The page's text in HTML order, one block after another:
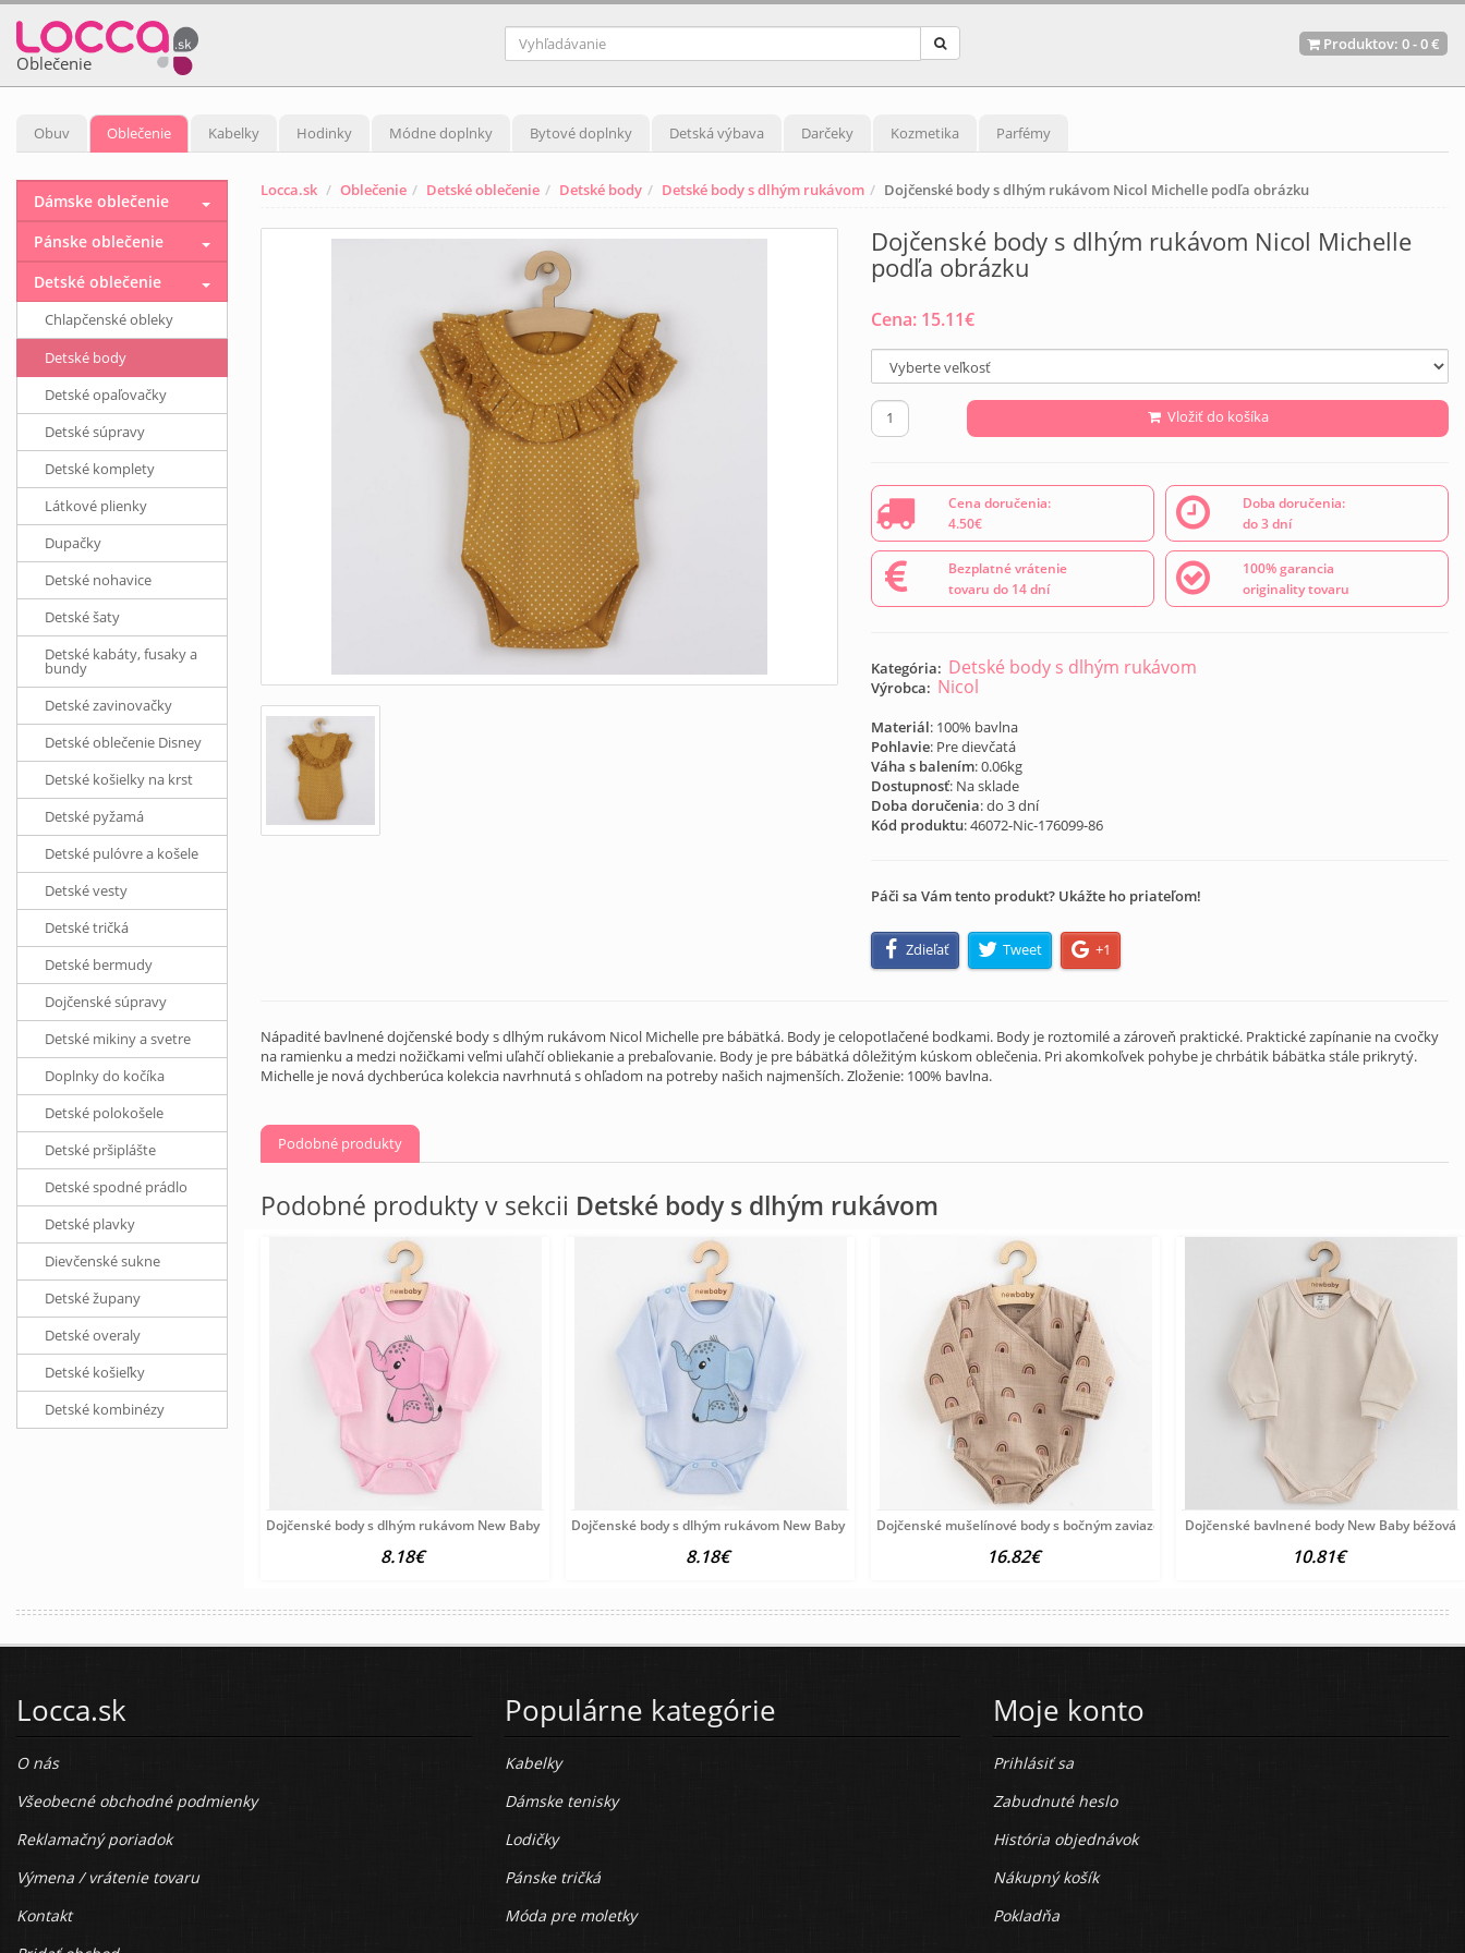
Oblečenie
Produktov: 0-0 €
Obuv Oblečenie Kabelky Hodinky Módne doplnky Bytové doplnky Detská výbava Darčeky Kozmetika Parfémy
Locca.sk Oblečenie Detské oblečenie Detské body Detské body s dlhým rukávom Dojčenské body s dlhým rukávom Nicol Michelle podľa obrázku
Dojčenské body s dlhým rukávom Nicol Michelle
podľa obrázku
Cena: 15.11€
Vložiť do košíka
Cena doručenia:
4.50€
Doba doručenia:
do 3 dní
Bezplatné vrátenie
tovaru do 14 dní
100% garancia
originality tovaru
Kategória: Detské body s dlhým rukávom
Výrobca: Nicol
Materiál: 100% bavlna
Pohlavie: Pre dievčatá
Váha s balením: 0.06kg
Dostupnosť: Na sklade
Doba doručenia: do 3 dní
Kód produktu:46072-Nic-176099-86
Páči sa Vám tento produkt? Ukážte ho priateľom!
Zdieľať Tweet +1
Nápadité bavlnené dojčenské body s dlhým rukávom Nicol Michelle pre bábätká. Body je celopotlačené bodkami. Body je roztomilé a zároveň praktické. Praktické zapínanie na cvočky
na ramienku a medzi nožičkami veľmi uľahčí obliekanie a prebaľovanie. Body je pre bábätká dôležitým kúskom oblečenia. Pri akomkoľvek pohybe je chrbátik bábätka stále prikrytý.
Michelle je nová dychberúca kolekcia navrhnutá s ohľadom na potreby našich najmenších. Zloženie: 100% bavlna.
Podobné produkty
Podobné produkty v sekcii Detské body s dlhým rukávom
Dojčenské body s dlhým rukávom New Baby Happy Elephant pink
8.18€
Dojčenské body s dlhým rukávom New Baby Happy Elephant blue
8.18€
Dojčenské mušelínové body s bočným zaviazovaním New Baby
16.82€
Dojčenské bavlnené body New Baby béžová
10.81€
Dámske oblečenie
Pánske oblečenie
Detské oblečenie
Chlapčenské obleky
Detské body
Detské opaľovačky
Detské súpravy
Detské komplety
Látkové plienky
Dupačky
Detské nohavice
Detské šaty
Detské kabáty, fusaky a
bundy
Detské zavinovačky
Detské oblečenie Disney
Detské košielky na krst
Detské pyžamá
Detské pulóvre a košele
Detské vesty
Detské tričká
Detské bermudy
Dojčenské súpravy
Detské mikiny a svetre
Doplnky do kočíka
Detské polokošele
Detské pršiplášte
Detské spodné prádlo
Detské plavky
Dievčenské sukne
Detské župany
Detské overaly
Detské košieľky
Detské kombinézy
Locca.sk
O nás
Všeobecné obchodné podmienky
Reklamačný poriadok
Výmena / vrátenie tovaru
Kontakt
Populárne kategórie
Kabelky
Dámske tenisky
Lodičky
Pánske tričká
Móda pre moletky
Moje konto
Prihlásiť sa
Zabudnuté heslo
História objednávok
Nákupný košík
Pokladňa